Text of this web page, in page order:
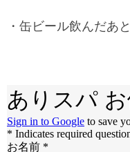
・缶ビール飲んだあ